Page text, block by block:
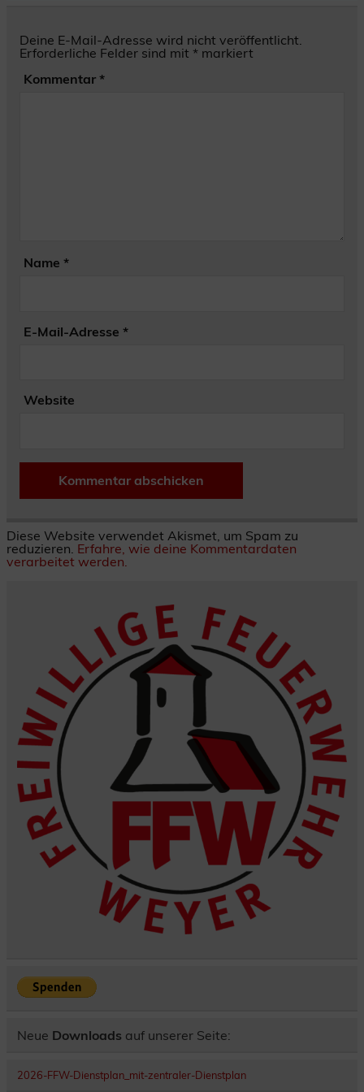
Deine E-Mail-Adresse wird nicht veröffentlicht.
Erforderliche Felder sind mit * markiert
Kommentar *
Name *
E-Mail-Adresse *
Website
Diese Website verwendet Akismet, um Spam zu
reduzieren. Erfahre, wie deine Kommentardaten
verarbeitet werden.
Neue Downloads auf unserer Seite:
2026-FFW-Dienstplan_mit-zentraler-Dienstplan